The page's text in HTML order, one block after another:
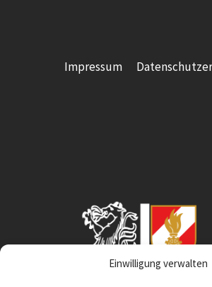
Einwilligung verwalten
Impressum